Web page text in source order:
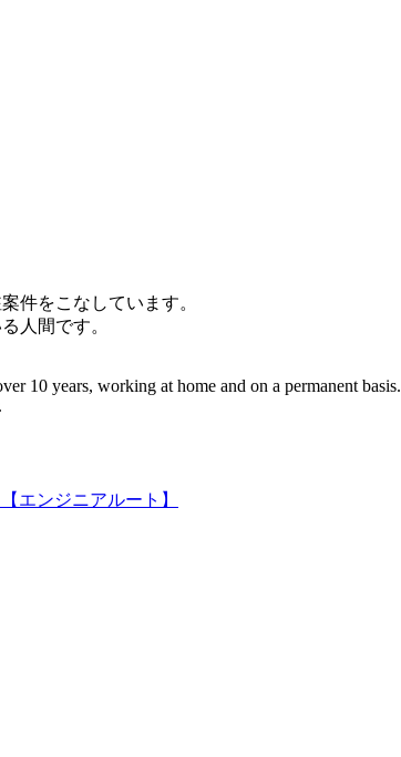
件をこなしています。
人間です。
10 years, working at home and on a permanent basis.
エンジニアルート】